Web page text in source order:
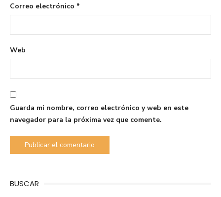
Correo electrónico *
Web
Guarda mi nombre, correo electrónico y web en este
navegador para la próxima vez que comente.
BUSCAR